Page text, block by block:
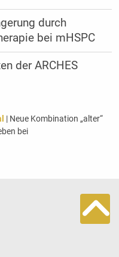
durch
bei mHSPC
der ARCHES
| Neue Kombination „alter“
bei